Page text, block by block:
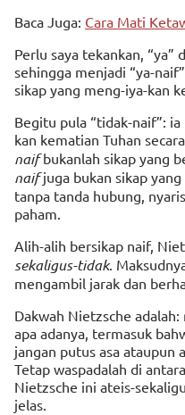
Baca Juga: Cara Mati
Perlu saya tekankan, “ya”
sehingga menjadi “ya-
sikap yang meng-iya-kan
Begitu pula “tidak-naif”:
kan kematian Tuhan
naifbukanlah sikap yang
naifjuga bukan sikap
tanpa tanda hubung,
paham.
Alih-alih bersikap naif,
sekaligus-tidak.
mengambil jarak dan
Dakwah Nietzsche
apa adanya, termasuk
jangan putus asa ataupun
Tetap waspadalah di
Nietzsche ini ateis-
jelas.